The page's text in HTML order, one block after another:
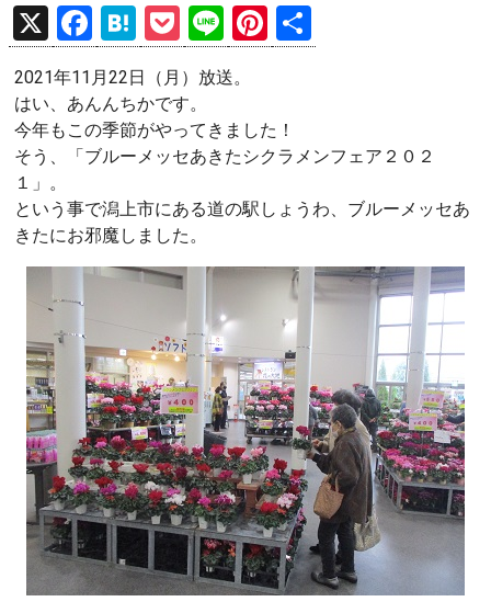
X
F
a
ce
b
o
o
k
H
at
e
n
a
P
o
ck
et
Li
n
e
Pi
nt
es
t
有
2021年11月22日（月）放送。
はい、あんんちかです。
今年もこの季節がやってきました！
そう、「ブルーメッセあきたシクラメンフェア２０２
１」。
という事で潟上市にある道の駅しょうわ、ブルーメッセあ
きたにお邪魔しました。